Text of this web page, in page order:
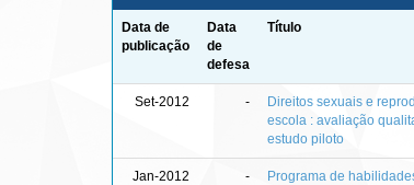
Data de
publicação
Data
de
defesa
Título
Set-2012 -
Direitos sexuais e
escola : avaliação
estudo piloto
Jan-2012 -
Programa de